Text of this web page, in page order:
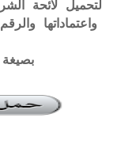
لتحميل لائحة
بصيغة pdf الرابط أسفله: